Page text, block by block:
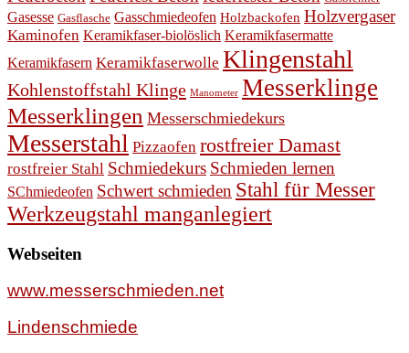
Gasesse Gasflasche Gasschmiedeofen Holzbackofen Holzvergaser
Kaminofen Keramikfaser-biolöslich Keramikfasermatte
Keramikfasern Keramikfaserwolle Klingenstahl
Kohlenstoffstahl Klinge Manometer Messerklinge
Messerklingen Messerschmiedekurs
Messerstahl Pizzaofen rostfreier Damast
rostfreier Stahl Schmiedekurs Schmieden lernen
SChmiedeofen Schwert schmieden Stahl für Messer
Werkzeugstahl manganlegiert
Webseiten
www.messerschmieden.net
Lindenschmiede